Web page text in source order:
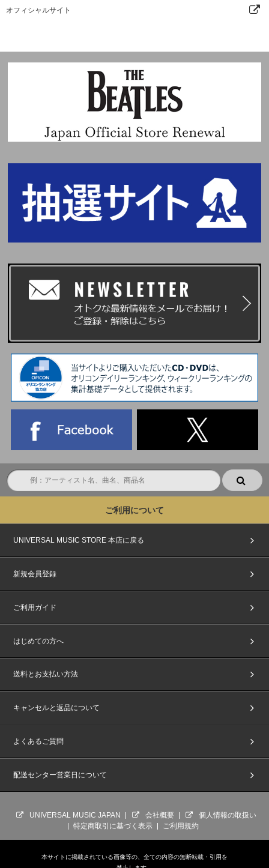
オフィシャルサイト
ご利用について
UNIVERSAL MUSIC STORE 本店に戻る
新規会員登録
ご利用ガイド
はじめての方へ
送料とお支払い方法
キャンセルと返品について
よくあるご質問
配送センター営業日について
UNIVERSAL MUSIC JAPAN 会社概要
個人情報の取扱い
特定商取引に基づく表示
ご利用規約
本サイトに掲載されている画像等の、全ての内容の無断転載・引用を